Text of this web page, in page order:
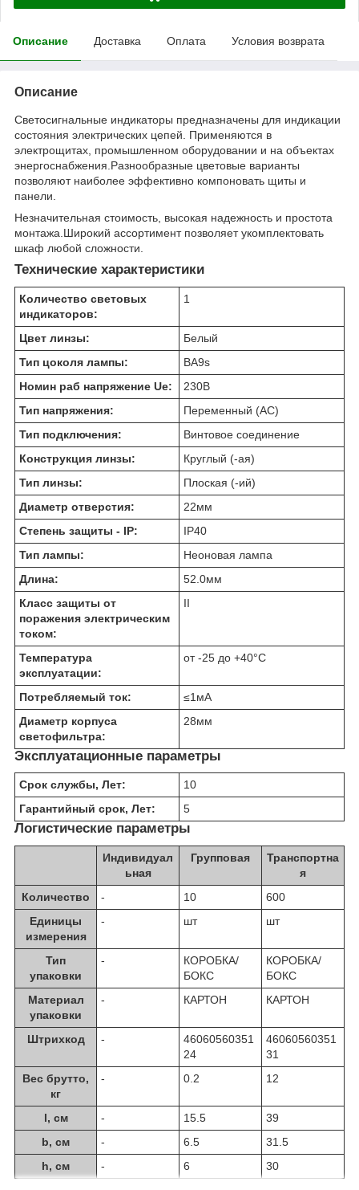
Описание Доставка Оплата Условия возврата
Описание
Светосигнальные индикаторы предназначены для индикации
состояния электрических цепей. Применяются в
электрощитах, промышленном оборудовании и на объектах
энергоснабжения.Разнообразные цветовые варианты
позволяют наиболее эффективно компоновать щиты и
панели.
Незначительная стоимость, высокая надежность и простота
монтажа.Широкий ассортимент позволяет укомплектовать
шкаф любой сложности.
Технические характеристики
Количество световых
индикаторов:
1
Цвет линзы:
Белый
Тип цоколя лампы:
BA9s
Номин раб напряжение Ue:
230В
Тип напряжения:
Переменный (AC)
Тип подключения:
Винтовое соединение
Конструкция линзы:
Круглый (-ая)
Тип линзы:
Плоская (-ий)
Диаметр отверстия:
22мм
Степень защиты - IP:
IP40
Тип лампы:
Неоновая лампа
Длина:
52.0мм
Класс защиты от
поражения электрическим
током:
II
Температура
эксплуатации:
от -25 до +40°C
Потребляемый ток: ≤1 мА
Диаметр корпуса
светофильтра:
28мм
Эксплуатационные параметры
Срок службы, Лет:
10
Гарантийный срок, Лет:
5
Логистические параметры
Индивидуал
ьная
Групповая
Транспортна
я
Количество
- 10
600
Единицы
измерения
- шт шт
Тип
упаковки
-
КОРОБКА/
БОКС
КОРОБКА/
БОКС
Материал
упаковки
- КАРТОН КАРТОН
Штрихкод -
46060560351
24
46060560351
31
Вес брутто,
кг
- 0.2 12
l, см - 15.5
39
b, см
- 6.5
31.5
h, см
- 6 30